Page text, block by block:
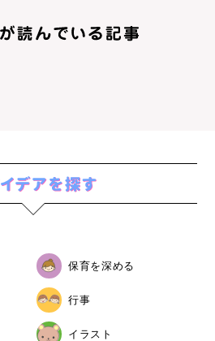
保育を深める
行事
イラスト